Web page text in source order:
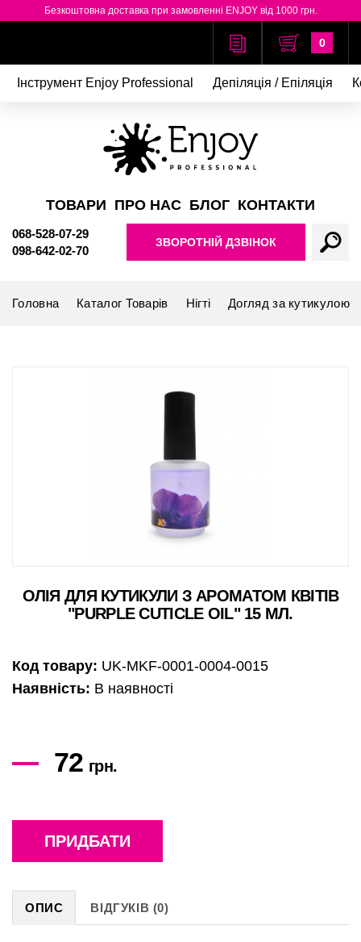
Безкоштовна доставка при замовленні ENJOY від 1000 грн.
0
Інструмент Enjoy Professional Депіляція / Епіляція
ТОВАРИ ПРО НАС БЛОГ КОНТАКТИ
068-528-07-29
098-642-02-70
ЗВОРОТНІЙ ДЗВІНОК
Головна Каталог Товарів Нігті Догляд за кутикулою
ОЛІЯ ДЛЯ КУТИКУЛИ З АРОМАТОМ КВІТІВ
"PURPLE CUTICLE OIL" 15 МЛ.
Код товару: UK-MKF-0001-0004-0015
Наявність: В наявності
72 грн.
ПРИДБАТИ
ОПИС ВІДГУКІВ (0)